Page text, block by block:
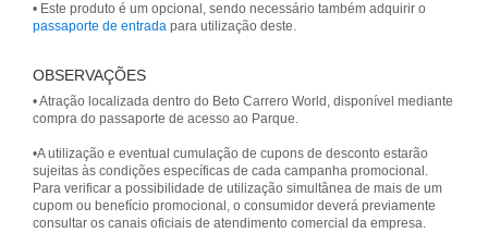
• Este produto é um opcional, sendo necessário também adquirir o
passaporte de entrada para utilização deste.
OBSERVAÇÕES
• Atração localizada dentro do Beto Carrero World, disponível mediante
compra do passaporte de acesso ao Parque.
•A utilização e eventual cumulação de cupons de desconto estarão
sujeitas às condições específicas de cada campanha promocional.
Para verificar a possibilidade de utilização simultânea de mais de um
cupom ou benefício promocional, o consumidor deverá previamente
consultar os canais oficiais de atendimento comercial da empresa.